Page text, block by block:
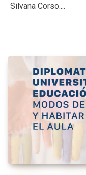
Silvana Corso....